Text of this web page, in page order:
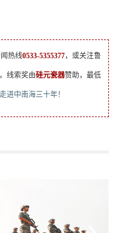
热线0533-5355377，或关注鲁
线索奖由硅元瓷器赞助，最低
进中南海三十年！